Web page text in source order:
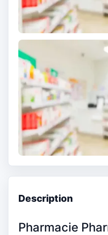
Description
Pharmacie